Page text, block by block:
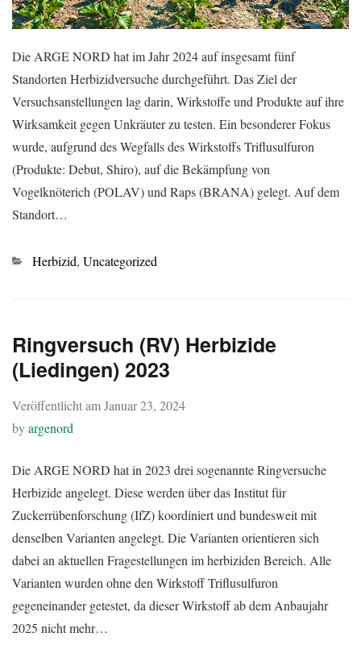
Die ARGE NORD hat im Jahr 2024 auf insgesamt fünf
Standorten Herbizidversuche durchgeführt. Das Ziel der
Versuchsanstellungen lag darin, Wirkstoffe und Produkte auf ihre
Wirksamkeit gegen Unkräuter zu testen. Ein besonderer Fokus
wurde, aufgrund des Wegfalls des Wirkstoffs Triflusulfuron
(Produkte: Debut, Shiro), auf die Bekämpfung von
Vogelknöterich (POLAV) und Raps (BRANA) gelegt. Auf dem
Standort…
Kategorien
Herbizid, Uncategorized
Ringversuch (RV) Herbizide
(Liedingen) 2023
Veröffentlicht amJanuar 23, 2024
byargenord
Die ARGE NORD hat in 2023 drei sogenannte Ringversuche
Herbizide angelegt. Diese werden über das Institut für
Zuckerrübenforschung (IfZ) koordiniert und bundesweit mit
denselben Varianten angelegt. Die Varianten orientieren sich
dabei an aktuellen Fragestellungen im herbiziden Bereich. Alle
Varianten wurden ohne den Wirkstoff Triflusulfuron
gegeneinander getestet, da dieser Wirkstoff ab dem Anbaujahr
2025 nicht mehr…